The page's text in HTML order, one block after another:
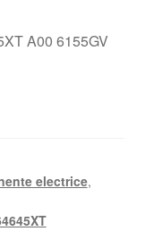
A00 6155GV
electrice,